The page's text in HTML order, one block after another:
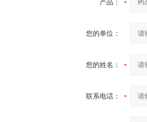
产品：
您的单位：
您的姓名：
联系电话：